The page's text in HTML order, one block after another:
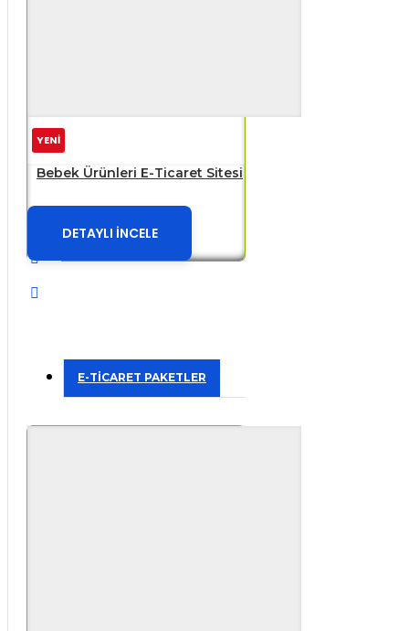
YENİ
Bebek Ürünleri E-Ticaret Sitesi
DETAYLI İNCELE
E-TİCARET PAKETLER